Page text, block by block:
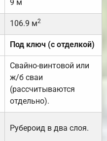
9 м
106.9 м2
Под ключ (с отделкой)
Свайно-винтовой или
ж/б сваи
(рассчитываются
отдельно).
Рубероид в два слоя.